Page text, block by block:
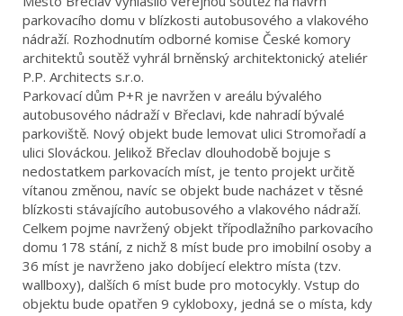
parkovacího domu v blízkosti autobusového a vlakového
nádraží. Rozhodnutím odborné komise České komory
architektů soutěž vyhrál brněnský architektonický ateliér
P.P. Architects s.r.o.
Parkovací dům P+R je navržen v areálu bývalého
autobusového nádraží v Břeclavi, kde nahradí bývalé
parkoviště. Nový objekt bude lemovat ulici Stromořadí a
ulici Slováckou. Jelikož Břeclav dlouhodobě bojuje s
nedostatkem parkovacích míst, je tento projekt určitě
vítanou změnou, navíc se objekt bude nacházet v těsné
blízkosti stávajícího autobusového a vlakového nádraží.
Celkem pojme navržený objekt třípodlažního parkovacího
domu 178 stání, z nichž 8 míst bude pro imobilní osoby a
36 míst je navrženo jako dobíjecí elektro místa (tzv.
wallboxy), dalších 6 míst bude pro motocykly. Vstup do
objektu bude opatřen 9 cykloboxy, jedná se o místa, kdy